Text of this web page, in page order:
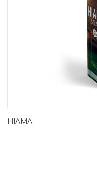
HIAMA